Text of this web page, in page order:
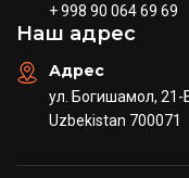
+ 998 90 064 69 69
Наш адрес
Адрес
ул. Богишамол, 21-
Uzbekistan 700071